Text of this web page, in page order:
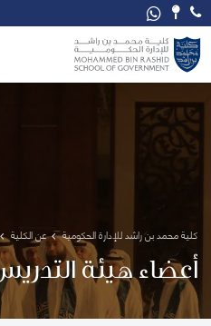
كلية محمد بن راشد للإدارة الحكومية عن الكلية
أعضاء هيئة